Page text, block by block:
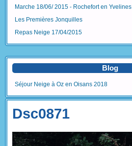
Marche 18/06/ 2015 - Rochefort en Yvelines
Les Premières Jonquilles
Repas Neige 17/04/2015
Blog
Séjour Neige à Oz en Oisans 2018
Dsc0871